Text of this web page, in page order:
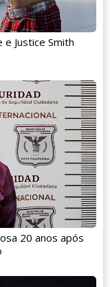
e Justice Smith
20 anos após